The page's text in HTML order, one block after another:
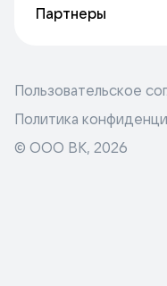
Партнеры
Пользовательское
Политика
© ООО ВК, 2026